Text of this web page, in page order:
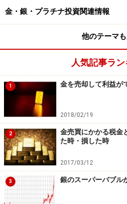
金・銀・プラチナ投資関連情報
他のテーマ
人気記事ラ
1 金を売却して利益が
2018/02/19
2
金売買にかかる税金
た時・損した時
2017/03/12
3 銀のスーパーバブル